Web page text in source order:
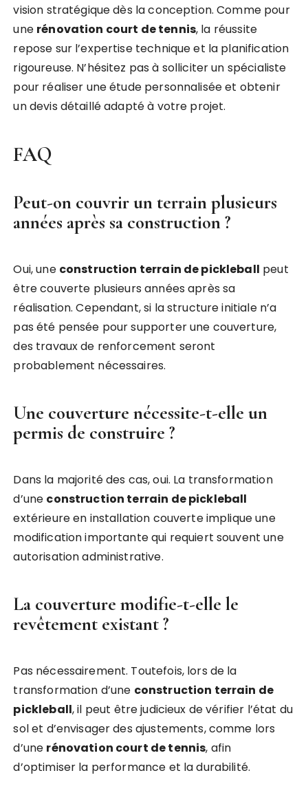
vision stratégique dès la conception. Comme pour
une rénovation court de tennis, la réussite
repose sur l’expertise technique et la planification
rigoureuse. N’hésitez pas à solliciter un spécialiste
pour réaliser une étude personnalisée et obtenir
un devis détaillé adapté à votre projet.
FAQ
Peut-on couvrir un terrain plusieurs
années après sa construction ?
Oui, une construction terrain de pickleball peut
être couverte plusieurs années après sa
réalisation. Cependant, si la structure initiale n’a
pas été pensée pour supporter une couverture,
des travaux de renforcement seront
probablement nécessaires.
Une couverture nécessite-t-elle un
permis de construire ?
Dans la majorité des cas, oui. La transformation
d’une construction terrain de pickleball
extérieure en installation couverte implique une
modification importante qui requiert souvent une
autorisation administrative.
La couverture modifie-t-elle le
revêtement existant ?
Pas nécessairement. Toutefois, lors de la
transformation d’une construction terrain de
pickleball, il peut être judicieux de vérifier l’état du
sol et d’envisager des ajustements, comme lors
d’une rénovation court de tennis, afin
d’optimiser la performance et la durabilité.